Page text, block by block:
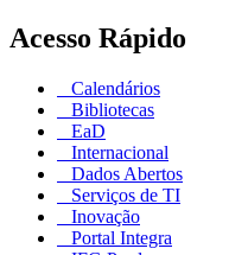
Acesso Rápido
Calendários
Bibliotecas
EaD
Internacional
Dados Abertos
Serviços de TI
Inovação
Portal Integra